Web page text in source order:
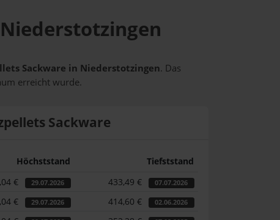
Sackware in Niederstotzingen. Das
erreicht wurde.
Sackware
Höchststand
Tiefststand
€ 29.07.2026 433,49 € 07.07.2026
€ 29.07.2026 414,60 € 02.06.2026